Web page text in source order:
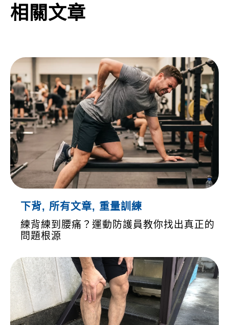
相關文章
下背, 所有文章, 重量訓練
練背練到腰痛？運動防護員教你找出真正的
問題根源